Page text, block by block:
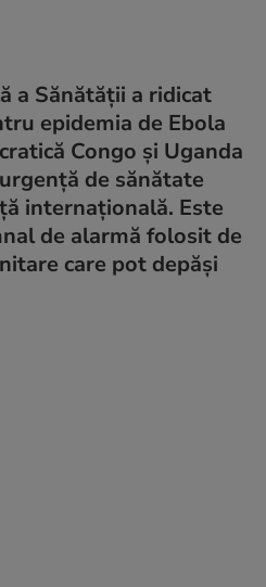
a Sănătății a ridicat
epidemia de Ebola
Congo și Uganda
de sănătate
internațională. Este
de alarmă folosit de
care pot depăși